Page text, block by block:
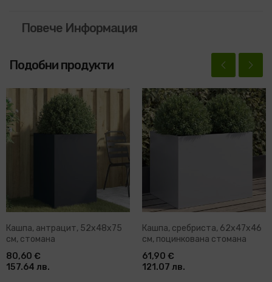
Повече Информация
Подобни продукти
Кашпа, антрацит, 52x48x75
см, стомана
80,60 €
157.64 лв.
Кашпа, сребриста, 62x47x46
см, поцинкована стомана
61,90 €
121.07 лв.